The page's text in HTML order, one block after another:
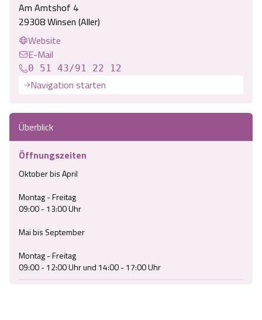
Am Amtshof 4
29308 Winsen (Aller)
Website
E-Mail
0 51 43/91 22 12
Navigation starten
Überblick
Öffnungszeiten
Oktober bis April
Montag - Freitag
09:00 - 13:00 Uhr
Mai bis September
Montag - Freitag
09:00 - 12:00 Uhr und 14:00 - 17:00 Uhr